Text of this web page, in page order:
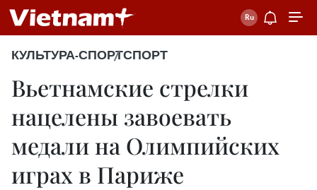
КУЛЬТУРА-СПОРТСПОРТ
Вьетнамские стрелки
нацелены завоевать
медали на Олимпийских
играх в Париже